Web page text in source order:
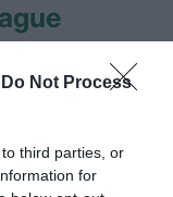
Do Not Process
third parties, or
for
την πρόκριση